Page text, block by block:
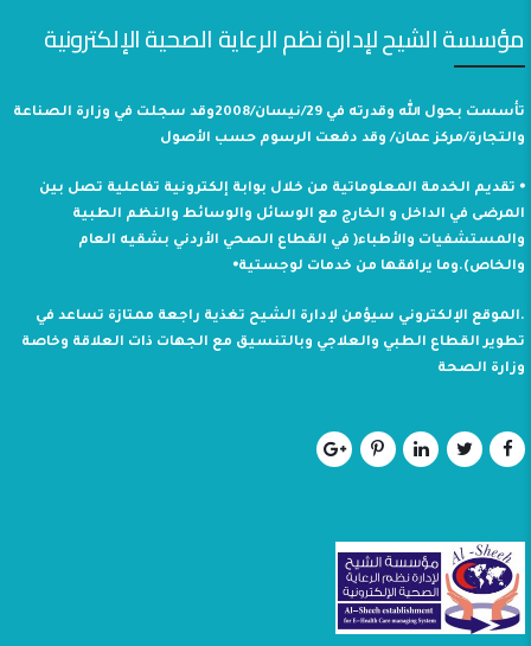
مؤسسة الشيح لإدارة نظم الرعاية الصحية الإلكترونية
تأسست بحول الله وقدرته في 29/نيسان/2008وقد سجلت في وزارة الصناعة
والتجارة/مركز عمان/ وقد دفعت الرسوم حسب الأصول
⦁ تقديم الخدمة المعلوماتية من خلال بوابة إلكترونية تفاعلية تصل بين
المرضى في الداخل و الخارج مع الوسائل والوسائط والنظم الطبية
والمستشفيات والأطباء( في القطاع الصحي الأردني بشقيه العام
والخاص).وما يرافقها من خدمات لوجستية⦁
.الموقع الإلكتروني سيؤمن لإدارة الشيح تغذية راجعة ممتازة تساعد في
تطوير القطاع الطبي والعلاجي وبالتنسيق مع الجهات ذات العلاقة وخاصة
وزارة الصحة